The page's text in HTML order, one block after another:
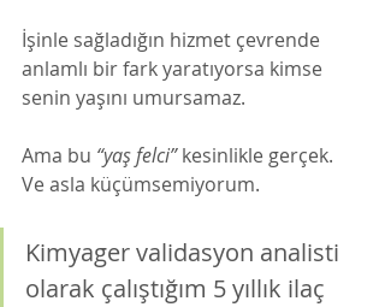
İşinle sağladığın hizmet çevrende
anlamlı bir fark yaratıyorsa kimse
senin yaşını umursamaz.
Ama bu “yaş felci” kesinlikle gerçek.
Ve asla küçümsemiyorum.
Kimyager validasyon analisti
olarak çalıştığım 5 yıllık ilaç